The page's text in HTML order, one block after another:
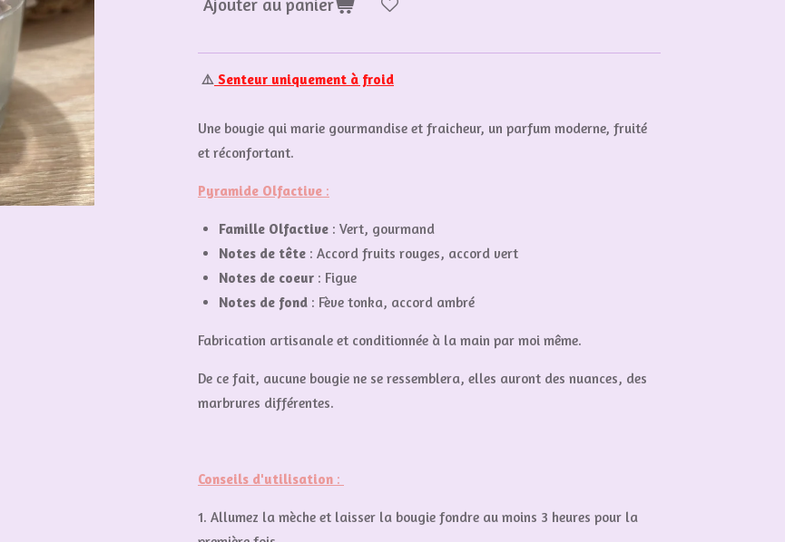
Ajouter au panier
⚠️ Senteur uniquement à froid
Une bougie qui marie gourmandise et fraicheur, un parfum moderne, fruité
et réconfortant.
Pyramide Olfactive :
Famille Olfactive : Vert, gourmand
Notes de tête : Accord fruits rouges, accord vert
Notes de coeur : Figue
Notes de fond : Fève tonka, accord ambré
Fabrication artisanale et conditionnée à la main par moi même.
De ce fait, aucune bougie ne se ressemblera, elles auront des nuances, des
marbrures différentes.
Conseils d'utilisation :
1. Allumez la mèche et laisser la bougie fondre au moins 3 heures pour la